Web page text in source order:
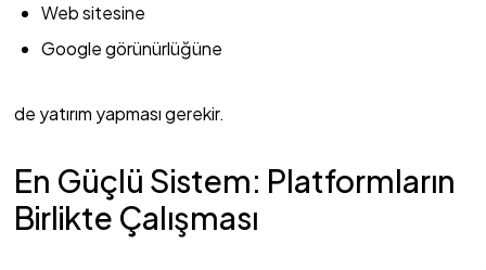
Web sitesine
Google görünürlüğüne
de yatırım yapması gerekir.
En Güçlü Sistem: Platformların
Birlikte Çalışması